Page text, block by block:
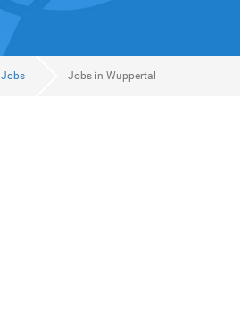
Jobs Jobs in Wuppertal